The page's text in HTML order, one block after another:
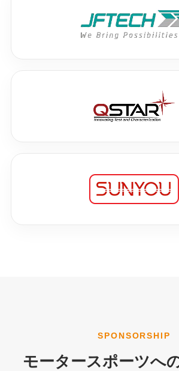
SPONSORSHIP
モータースポーツへ